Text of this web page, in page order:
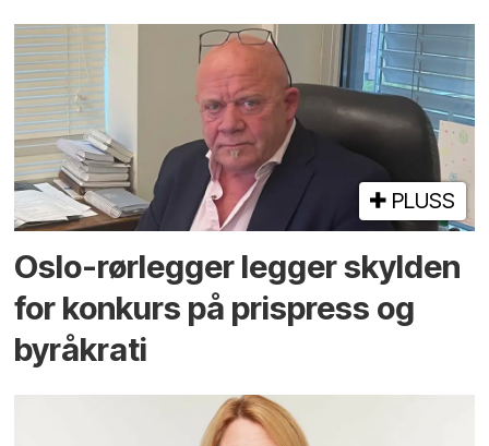
PLUSS
Oslo-rørlegger legger skylden
for konkurs på prispress og
byråkrati